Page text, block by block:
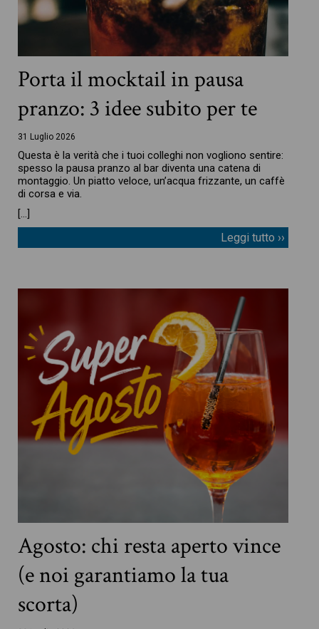
Porta il mocktail in pausa
pranzo: 3 idee subito per te
31 Luglio 2026
Questa è la verità che i tuoi colleghi non vogliono sentire:
spesso la pausa pranzo al bar diventa una catena di
montaggio. Un piatto veloce, un’acqua frizzante, un caffè
di corsa e via.
[…]
Leggi tutto ››
Agosto: chi resta aperto vince
(e noi garantiamo la tua
scorta)